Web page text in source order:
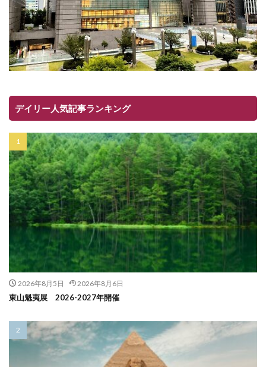
デイリー人気記事ランキング
2026年8月5日 2026年8月6日
東山魁夷展 2026-2027年開催